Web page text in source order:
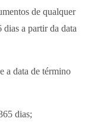
de qualquer
a partir da data
a data de término
dias;